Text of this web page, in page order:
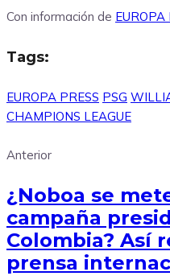
Con información de EUROPA
Tags:
EUROPA PRESS PSG
CHAMPIONS LEAGUE
Anterior
¿Noboa se
campaña
Colombia? Así
prensa